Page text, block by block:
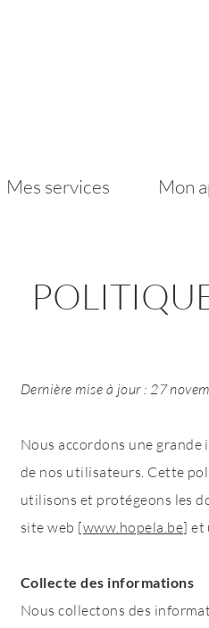
Mes services Mon
Dernière mise à jour : 27
Nous accordons une
de nos utilisateurs. Cette
utilisons et protégeons les
site web [www.hopela.be] et
Collecte des informations
​Nous collectons des